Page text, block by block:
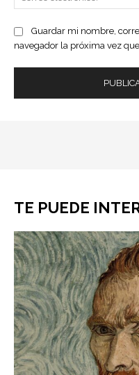
Guardar mi nombre,
navegador la próxima vez
TE PUEDE